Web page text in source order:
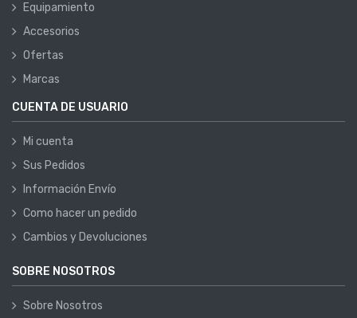
Equipamiento
Accesorios
Ofertas
Marcas
CUENTA DE USUARIO
Mi cuenta
Sus Pedidos
Información Envío
Como hacer un pedido
Cambios y Devoluciones
SOBRE NOSOTROS
Sobre Nosotros